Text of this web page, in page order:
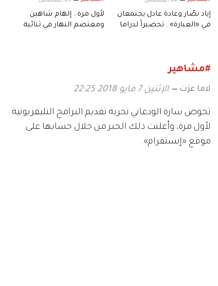
إياد نصّار وغادة عادل يجتمعان
في «العبارة».. تحضيراً لدراما
لأول مرة.. إلهام شاهين
ومعتصم النهار في ثنائية
#مشاهير
لاما عزت الإثنين 7 مايو 2018 22:25
تخوض سارة الودعاني تجربة تقديم البرامج التليفزيونية
لأول مرة، وأعلنت ذلك الخبر من خلال حسابها على
موقع «إنستقرام».